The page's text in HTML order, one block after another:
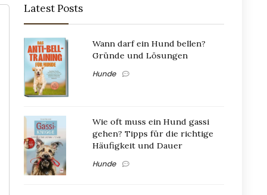
Latest Posts
Wann darf ein Hund bellen?
Gründe und Lösungen
Hunde
Wie oft muss ein Hund gassi
gehen? Tipps für die richtige
Häufigkeit und Dauer
Hunde